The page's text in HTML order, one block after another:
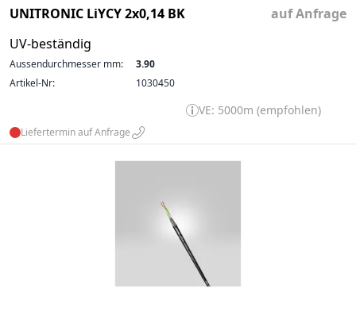
UNITRONIC LiYCY 2x0,14 BK
UV-beständig
auf Anfrage
Aussendurchmesser mm:
3.90
Artikel-Nr:
1030450
VE: 5000m (empfohlen)
Liefertermin auf Anfrage